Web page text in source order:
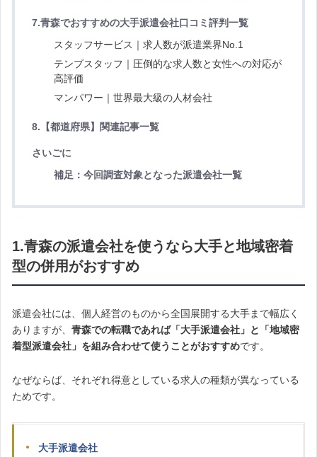
7.青森でおすすめの大手派遣会社口コミ評判一覧
スタッフサービス｜求人数が派遣業界No.1
テンプスタッフ｜圧倒的な求人数と女性への対応が
高評価
マンパワー｜世界最大級の人材会社
8. 【都道府県】関連記事一覧
さいごに
補足：今回調査対象となった派遣会社一覧
1.青森の派遣会社を使うなら大手と地域密着
型の併用がおすすめ
派遣会社には、個人経営のものから全国展開する大手まで幅広く
ありますが、 青森での転職であれば「大手派遣会社」と「地域密
着型派遣会社」を組み合わせて使うことがおすすめです。
なぜならば、それぞれ得意としている求人の種類が異なっている
ためです。
大手派遣会社